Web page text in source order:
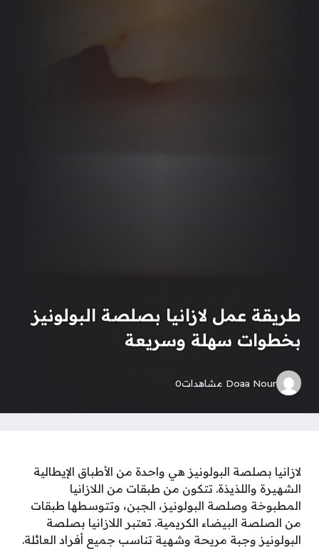
طريقة عمل لازانيا بصلصة البولونيز
بخطوات سهلة وسريعة
Doaa Nour مشاهدات0
لازانيا بصلصة البولونيز هي واحدة من الأطباق الإيطالية
الشهيرة واللذيذة. تتكون من طبقات من اللازانيا
المطبوخة وصلصة البولونيز، الجبن، وتتوسطها طبقات
من الصلصة البيضاء الكريمية. تعتبر اللازانيا بصلصة
البولونيز وجبة مريحة وشهية تناسب جميع أفراد العائلة.